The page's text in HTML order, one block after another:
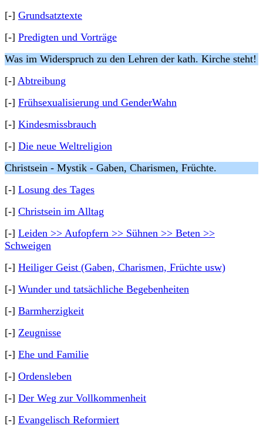
[-] Grundsatztexte
[-] Predigten und Vorträge
Was im Widerspruch zu den Lehren der kath. Kirche steht!
[-] Abtreibung
[-] Frühsexualisierung und GenderWahn
[-] Kindesmissbrauch
[-] Die neue Weltreligion
Christsein - Mystik - Gaben, Charismen, Früchte.
[-] Losung des Tages
[-] Christsein im Alltag
[-] Leiden >> Aufopfern >> Sühnen >> Beten >>
Schweigen
[-] Heiliger Geist (Gaben, Charismen, Früchte usw)
[-] Wunder und tatsächliche Begebenheiten
[-] Barmherzigkeit
[-] Zeugnisse
[-] Ehe und Familie
[-] Ordensleben
[-] Der Weg zur Vollkommenheit
[-] Evangelisch Reformiert